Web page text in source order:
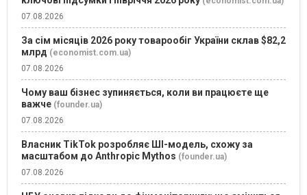
07.08.2026
За сім місяців 2026 року товарообіг України склав $82,2
млрд (economist.com.ua)
07.08.2026
Чому ваш бізнес зупиняється, коли ви працюєте ще
важче (founder.ua)
07.08.2026
Власник TikTok розробляє ШІ-модель, схожу за
масштабом до Anthropic Mythos (founder.ua)
07.08.2026